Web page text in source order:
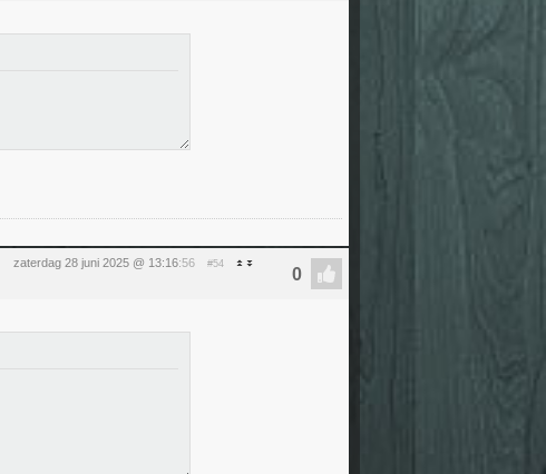
zaterdag 28 juni 2025 @ 13:16:56 #54